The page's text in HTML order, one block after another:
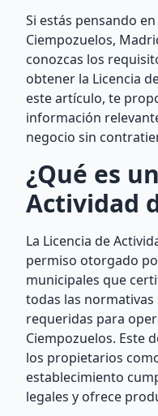
Si estás pensando
Ciempozuelos,
conozcas los
obtener la Licencia
este artículo, te
información
negocio sin
¿Qué es
Actividad
La Licencia de
permiso otorgado
municipales que
todas las
requeridas para
Ciempozuelos. Este
los propietarios
establecimiento
legales y ofrece